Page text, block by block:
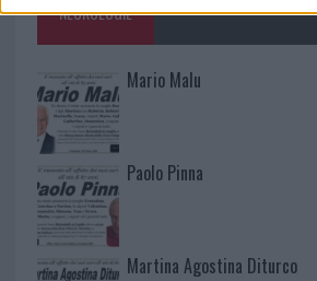
NECROLOGIE
Mario Malu
Paolo Pinna
Martina Agostina Diturco